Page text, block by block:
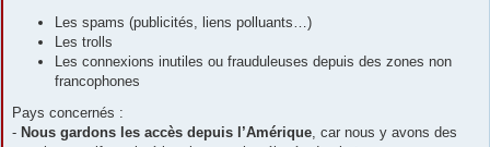
Les spams (publicités, liens polluants…)
Les trolls
Les connexions inutiles ou frauduleuses depuis des zones non
francophones
Pays concernés :
- Nous gardons les accès depuis l’Amérique, car nous y avons des